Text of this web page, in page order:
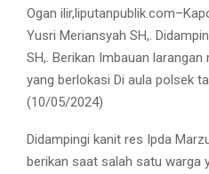
Ogan
Yusri Meriansyah SH,.
SH,. Berikan Imbauan
yang berlokasi Di aula polsek
(10/05/2024)
Didampingi kanit res Ipda
berikan saat salah satu warga